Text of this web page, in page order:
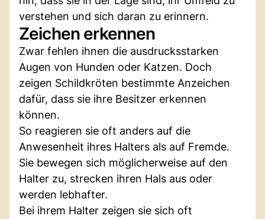
verstehen und sich daran zu erinnern.
Zeichen erkennen
Zwar fehlen ihnen die ausdrucksstarken
Augen von Hunden oder Katzen. Doch
zeigen Schildkröten bestimmte Anzeichen
dafür, dass sie ihre Besitzer erkennen
können.
So reagieren sie oft anders auf die
Anwesenheit ihres Halters als auf Fremde.
Sie bewegen sich möglicherweise auf den
Halter zu, strecken ihren Hals aus oder
werden lebhafter.
Bei ihrem Halter zeigen sie sich oft